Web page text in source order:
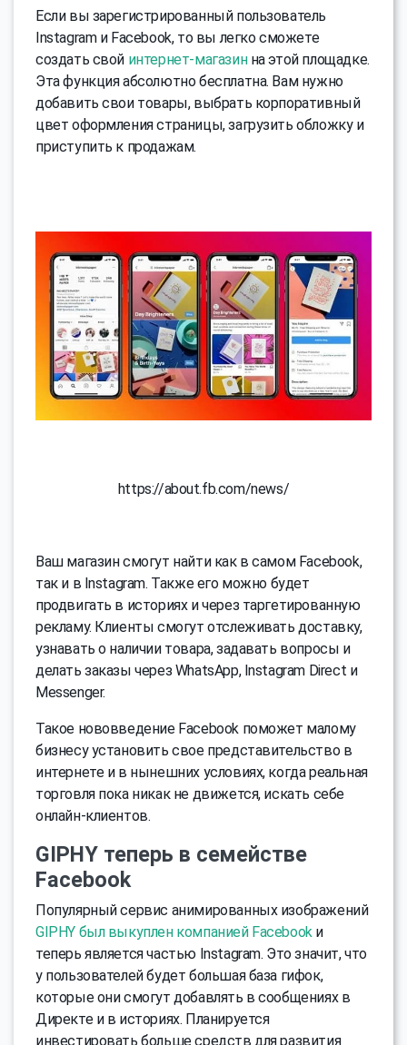
Если вы зарегистрированный пользователь
Instagram и Facebook, то вы легко сможете
создать свой интернет-магазинна этой площадке.
Эта функция абсолютно бесплатна. Вам нужно
добавить свои товары, выбрать корпоративный
цвет оформления страницы, загрузить обложку и
приступить к продажам.
https://about.fb.com/news/
Ваш магазин смогут найти как в самом Facebook,
так и в Instagram. Также его можно будет
продвигать в историях и через таргетированную
рекламу. Клиенты смогут отслеживать доставку,
узнавать о наличии товара, задавать вопросы и
делать заказы через WhatsApp, Instagram Direct и
Messenger.
Такое нововведение Facebook поможет малому
бизнесу установить свое представительство в
интернете и в нынешних условиях, когда реальная
торговля пока никак не движется, искать себе
онлайн-клиентов.
GIPHY теперь в семействе
Facebook
Популярный сервис анимированных изображений
GIPHY был выкуплен компанией Facebookи
теперь является частью Instagram. Это значит, что
у пользователей будет большая база гифок,
которые они смогут добавлять в сообщениях в
Директе и в историях. Планируется
инвестировать больше средств для развития